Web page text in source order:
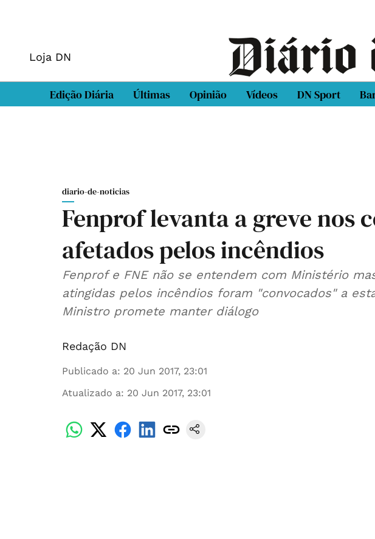
Loja DN
Edição Diária Últimas Opinião Vídeos DN Sport
diario-de-noticias
Fenprof levanta a greve nos
afetados pelos incêndios
Fenprof e FNE não se entendem com Ministério
atingidas pelos incêndios foram "convocados" a
Ministro promete manter diálogo
Redação DN
Publicado a: 20 Jun 2017, 23:01
Atualizado a: 20 Jun 2017, 23:01